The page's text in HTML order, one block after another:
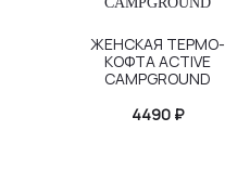
ЖЕНСКАЯ ТЕРМО-
КОФТА ACTIVE
CAMPGROUND
4490 ₽